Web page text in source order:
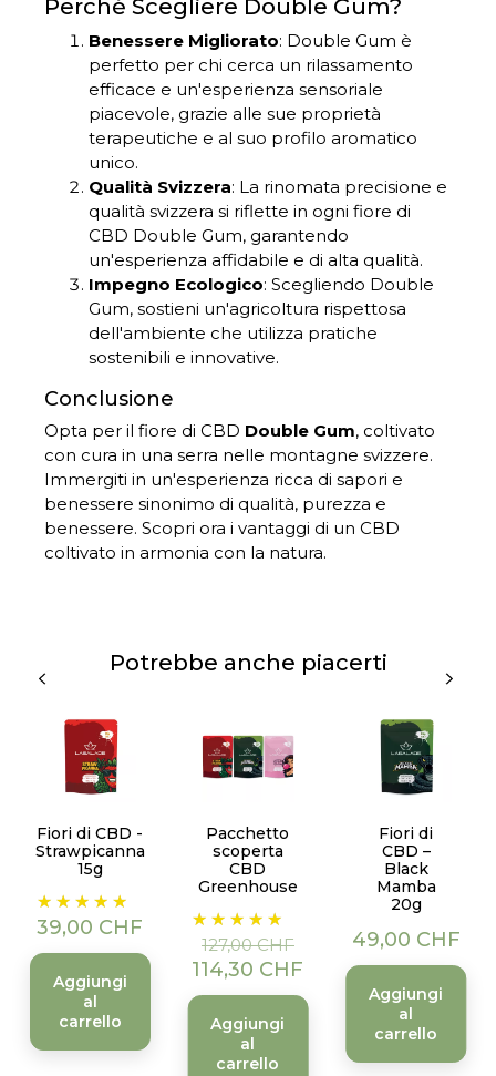
Perché Scegliere Double Gum?
Benessere Migliorato: Double Gum è
perfetto per chi cerca un rilassamento
efficace e un'esperienza sensoriale
piacevole, grazie alle sue proprietà
terapeutiche e al suo profilo aromatico
unico.
Qualità Svizzera: La rinomata precisione e
qualità svizzera si riflette in ogni fiore di
CBD Double Gum, garantendo
un'esperienza affidabile e di alta qualità.
Impegno Ecologico: Scegliendo Double
Gum, sostieni un'agricoltura rispettosa
dell'ambiente che utilizza pratiche
sostenibili e innovative.
Conclusione
Opta per il fiore di CBD Double Gum, coltivato
con cura in una serra nelle montagne svizzere.
Immergiti in un'esperienza ricca di sapori e
benessere sinonimo di qualità, purezza e
benessere. Scopri ora i vantaggi di un CBD
coltivato in armonia con la natura.
Potrebbe anche piacerti
Fiori di CBD -
Strawpicanna
15g
Prezzo
39,00 CHF
Aggiungi
al
carrello
Pacchetto
scoperta
CBD
Greenhouse
Prezzo
base
127,00 CHF
Prezzo
114,30 CHF
Aggiungi
al
carrello
Fiori di
CBD –
Black
Mamba
20g
Prezzo
49,00 CHF
Aggiungi
al
carrello